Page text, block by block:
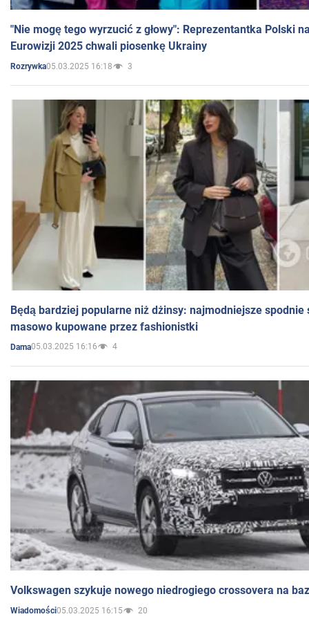
"Nie mogę tego wyrzucić z głowy": Reprezentantka Polski
Eurowizji 2025 chwali piosenkę Ukrainy
Rozrywka05.03.2025 16:18 3
Będą bardziej popularne niż dżinsy: najmodniejsze spodnie
masowo kupowane przez fashionistki
Dama05.03.2025 16:16 4
Volkswagen szykuje nowego niedrogiego crossovera na
Wiadomości05.03.2025 16:15 20